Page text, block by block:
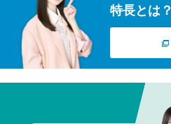
特長とは？